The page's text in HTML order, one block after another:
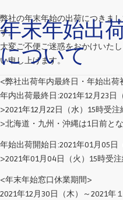
年末年始出
について
弊社の年末年始の出荷につきま
す。
大変ご不便ご迷惑をおかけいた
い申し上げます。
<弊社出荷年内最終日・年始出
年内出荷最終日:2021年12月23日
>2021年12月22日（水）15時受注
>北海道・九州・沖縄は1日前とな
年始出荷開始日:2021年01月05日
>2021年01月04日（火）15時受
<年末年始窓口休業期間>
2021年12月30日（木）～2021年